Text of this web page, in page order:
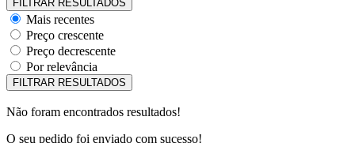
Mais recentes
Preço crescente
Preço decrescente
Por relevância
Não foram encontrados resultados!
O seu pedido foi enviado com sucesso!